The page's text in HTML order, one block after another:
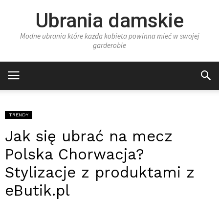
Ubrania damskie
Modne ubrania które każda kobieta powinna mieć w swojej
garderobie
TRENDY
Jak się ubrać na mecz
Polska Chorwacja?
Stylizacje z produktami z
eButik.pl